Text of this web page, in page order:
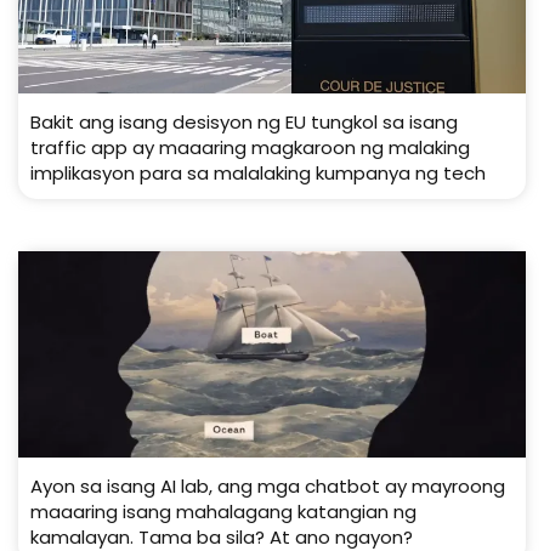
Bakit ang isang desisyon ng EU tungkol sa isang
traffic app ay maaaring magkaroon ng malaking
implikasyon para sa malalaking kumpanya ng tech
Ayon sa isang AI lab, ang mga chatbot ay mayroong
maaaring isang mahalagang katangian ng
kamalayan. Tama ba sila? At ano ngayon?